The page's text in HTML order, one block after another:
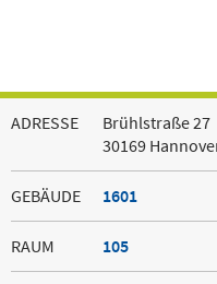
ADRESSE
Brühlstraße 27
30169
GEBÄUDE 1601
RAUM 105